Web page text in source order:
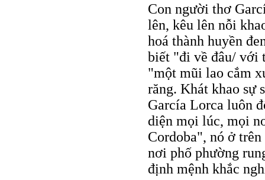
Con người thơ
lên, kêu lên nỗi
hoá thành huyền
biết "đi về đâu/ với
"một mũi lao cắm
răng. Khát khao sự
García Lorca luôn
diện mọi lúc, mọi
Cordoba", nó ở
nơi phố phường
định mệnh khắc